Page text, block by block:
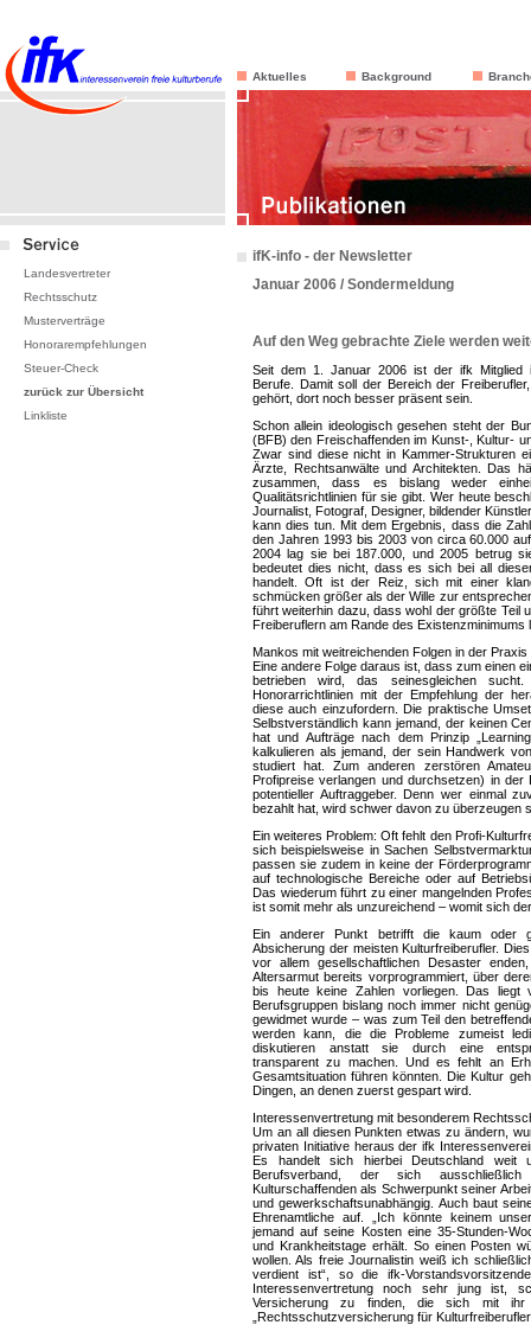
Aktuelles Background
Landesvertreter
Rechtsschutz
Musterverträge
Honorarempfehlungen
Steuer-Check
zurück zur Übersicht
Linkliste
ifK-info - der Newsletter
Januar 2006 / Sondermeldung
Auf den Weg gebrachte Ziele werden
Seit dem 1. Januar 2006 ist der ifk Mitglied
Berufe. Damit soll der Bereich der
gehört, dort noch besser präsent sein.
Schon allein ideologisch gesehen steht der
(BFB) den Freischaffenden im Kunst-, Kultur-
Zwar sind diese nicht in Kammer-Strukturen
Ärzte, Rechtsanwälte und Architekten. Das
zusammen, dass es bislang weder
Qualitätsrichtlinien für sie gibt. Wer heute
Journalist, Fotograf, Designer, bildender
kann dies tun. Mit dem Ergebnis, dass die
den Jahren 1993 bis 2003 von circa 60.000
2004 lag sie bei 187.000, und 2005 betrug
bedeutet dies nicht, dass es sich bei all
handelt. Oft ist der Reiz, sich mit einer
schmücken größer als der Wille zur
führt weiterhin dazu, dass wohl der größte Teil
Freiberuflern am Rande des Existenzminimums
Mankos mit weitreichenden Folgen in der Praxis
Eine andere Folge daraus ist, dass zum einen
betrieben wird, das seinesgleichen
Honorarrichtlinien mit der Empfehlung der
diese auch einzufordern. Die praktische
Selbstverständlich kann jemand, der keinen
hat und Aufträge nach dem Prinzip
kalkulieren als jemand, der sein Handwerk
studiert hat. Zum anderen zerstören
Profipreise verlangen und durchsetzen) in der
potentieller Auftraggeber. Denn wer einmal
bezahlt hat, wird schwer davon zu überzeugen
Ein weiteres Problem: Oft fehlt den Profi-
sich beispielsweise in Sachen
passen sie zudem in keine der
auf technologische Bereiche oder auf
Das wiederum führt zu einer mangelnden
ist somit mehr als unzureichend – womit sich
Ein anderer Punkt betrifft die kaum oder
Absicherung der meisten Kulturfreiberufler.
vor allem gesellschaftlichen Desaster
Altersarmut bereits vorprogrammiert, über
bis heute keine Zahlen vorliegen. Das liegt
Berufsgruppen bislang noch immer nicht
gewidmet wurde – was zum Teil den
werden kann, die die Probleme zumeist
diskutieren anstatt sie durch eine
transparent zu machen. Und es fehlt an
Gesamtsituation führen könnten. Die Kultur
Dingen, an denen zuerst gespart wird.
Interessenvertretung mit besonderem
Um an all diesen Punkten etwas zu ändern,
privaten Initiative heraus der ifk
Es handelt sich hierbei Deutschland weit
Berufsverband, der sich
Kulturschaffenden als Schwerpunkt seiner
und gewerkschaftsunabhängig. Auch baut
Ehrenamtliche auf. „Ich könnte keinem
jemand auf seine Kosten eine 35-Stunden-
und Krankheitstage erhält. So einen Posten
wollen. Als freie Journalistin weiß ich
verdient ist“, so die ifk-
Interessenvertretung noch sehr jung ist,
Versicherung zu finden, die sich mit
„Rechtsschutzversicherung für